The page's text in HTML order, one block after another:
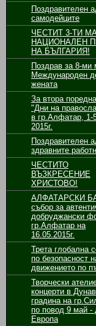
Поздравителен
самодейците
ЧЕСТИТ 3-ТИ
НАЦИОНАЛЕН
НА БЪЛГАРИЯ!
Поздрав за 8-ми
Международен
жената
За втора
"Дни на
в гр.Алфатар, 1-
2015г.
Поздравителен
здравните
ЧЕСТИТО
ВЪЗКРЕСЕНИЕ
ХРИСТОВО!
АЛФАТАРСКИ
събор за
добруджански
гр.Алфатар на
16.05.2015г.
Трета глобална
по безопасност
движението по
Творчески
концерти в
градина на
по повод 9 май -
Европа